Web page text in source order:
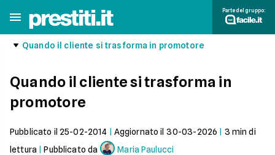
Parte del gruppo:
Quando il cliente si trasforma in promotore
Quando il cliente si trasforma in
promotore
Pubblicato il 25-02-2014 Aggiornato il 30-03-2026 3 min di
lettura |Pubblicato da Maria Paulucci